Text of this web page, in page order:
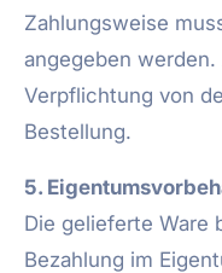
Zahlungsweise
angegeben
Verpflichtung von
Bestellung.
5.
Die gelieferte Ware
Bezahlung im